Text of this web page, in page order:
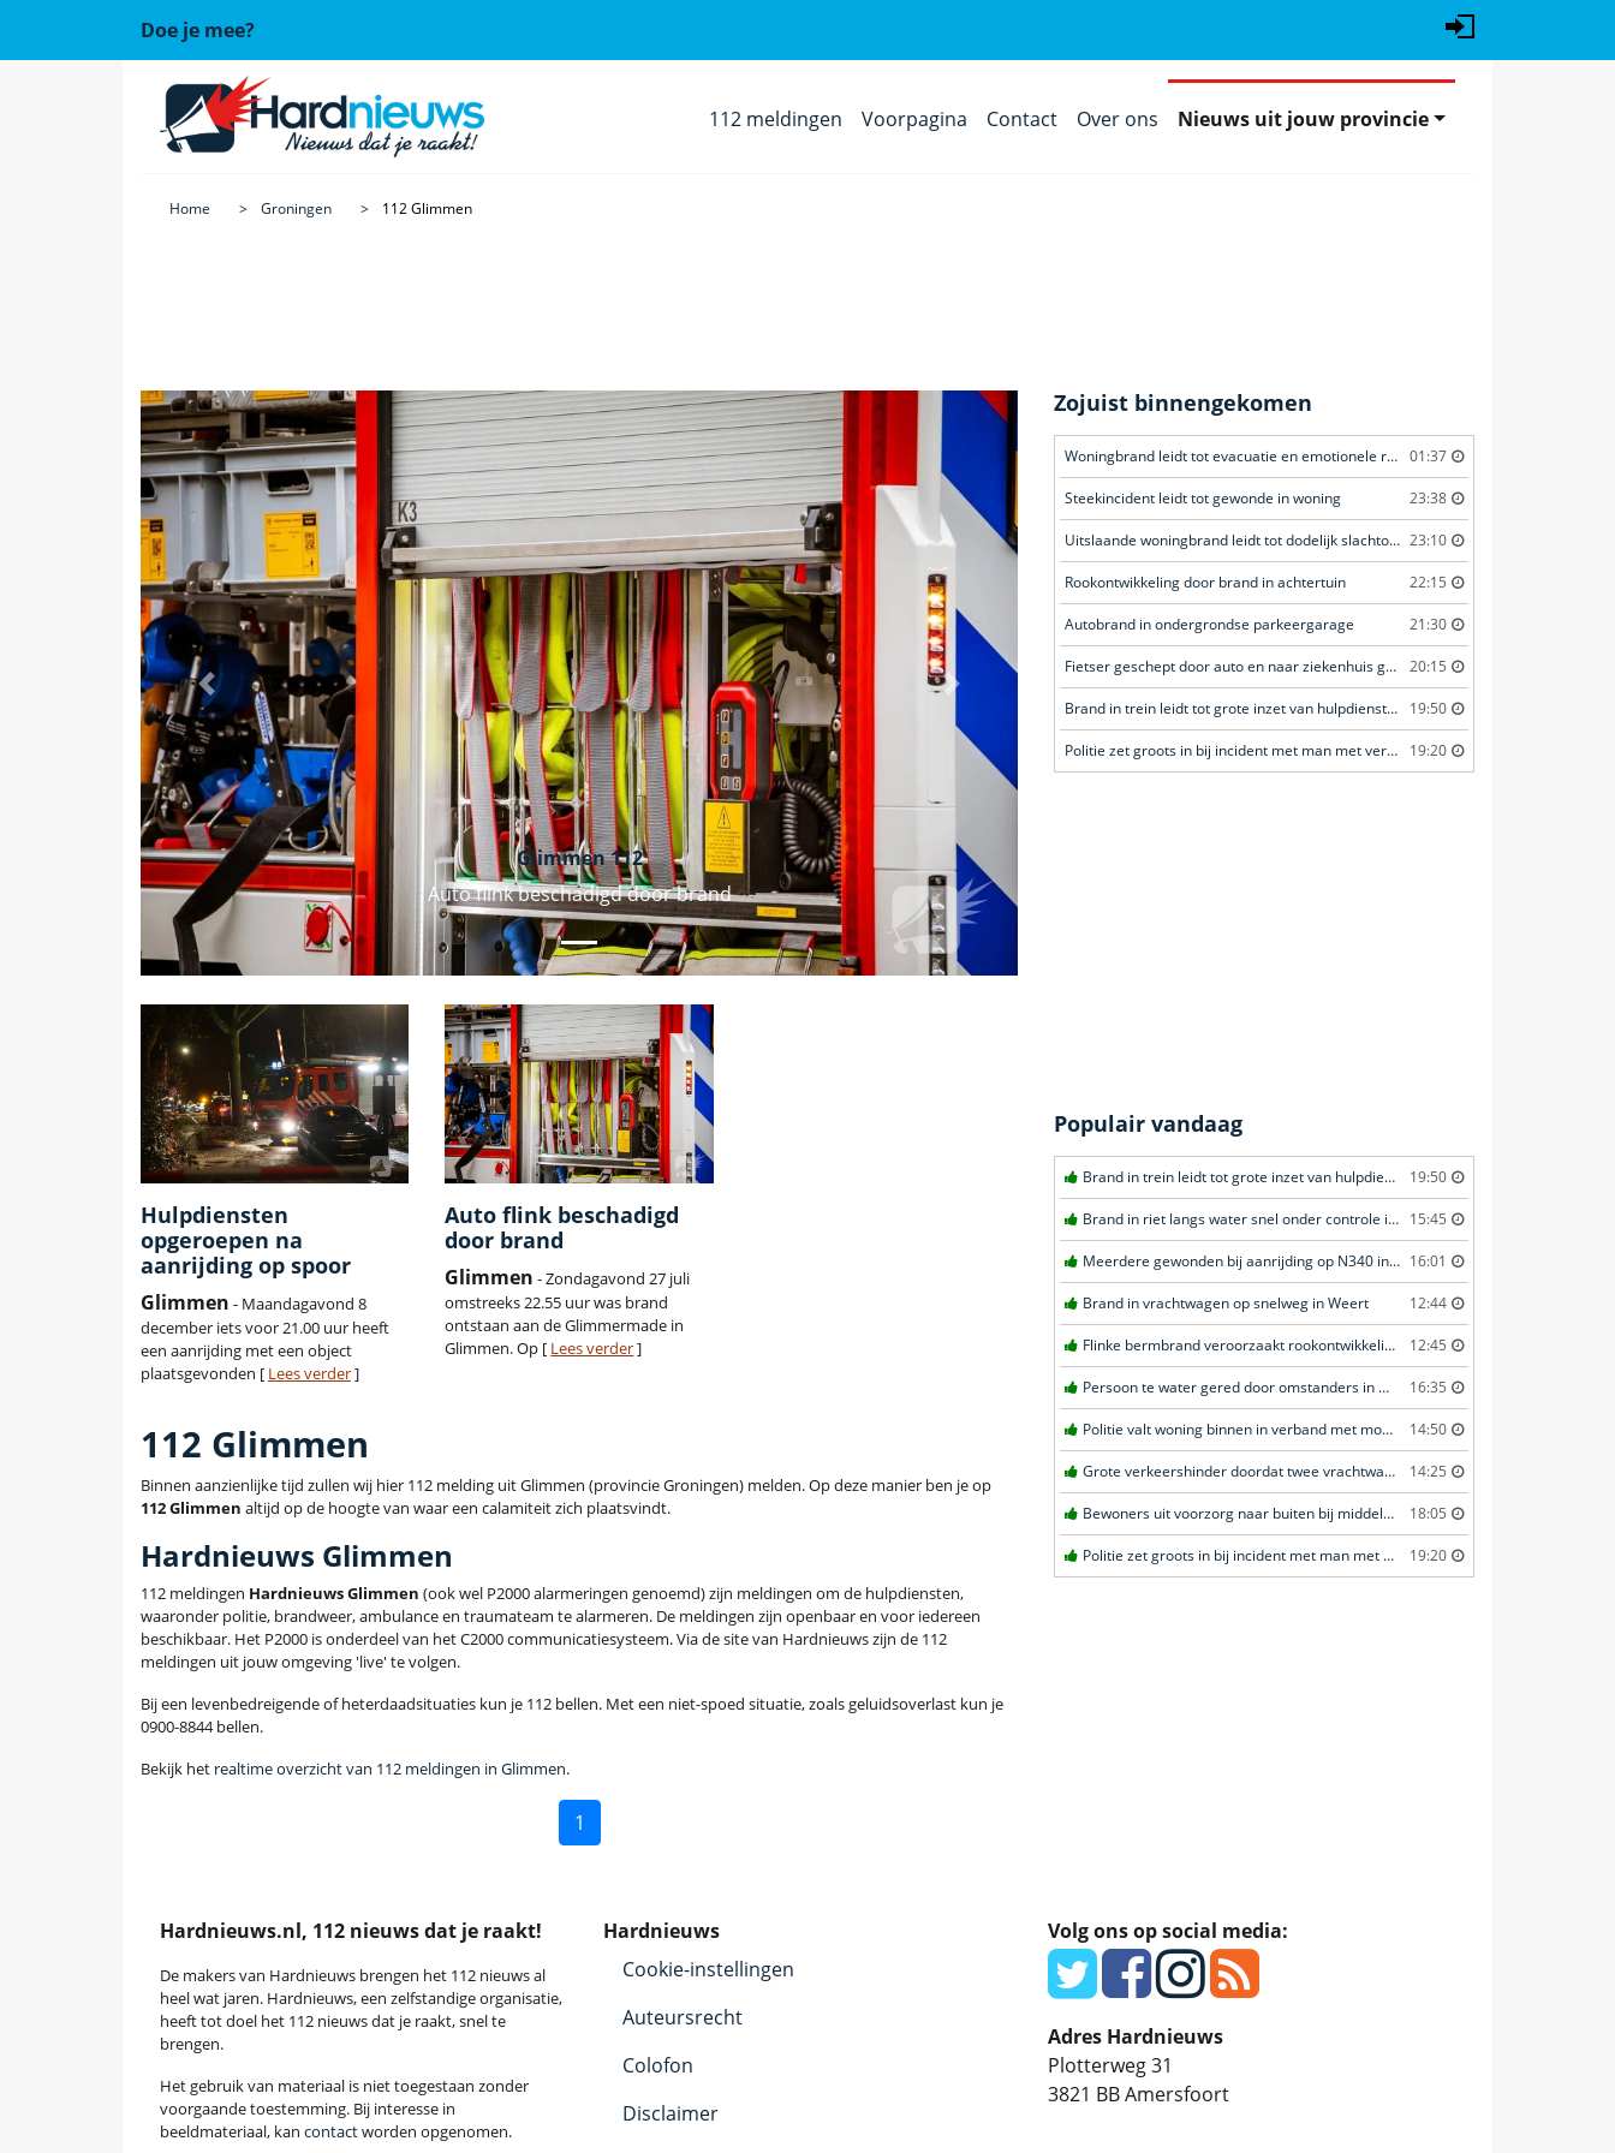
Doe je mee?
112 meldingen Voorpagina Contact Over ons Nieuws uit jouw provincie
Home Groningen 112 Glimmen
Glimmen 112
Auto flink beschadigd door brand
Vorige Volgende
Hulpdiensten
opgeroepen na
aanrijding op spoor
Glimmen - Maandagavond 8
december iets voor 21.00 uur heeft
een aanrijding met een object
plaatsgevonden [ Lees verder]
Auto flink beschadigd
door brand
Glimmen - Zondagavond 27 juli
omstreeks 22.55 uur was brand
ontstaan aan de Glimmermade in
Glimmen. Op [ Lees verder]
112 Glimmen
Binnen aanzienlijke tijd zullen wij hier 112 melding uit Glimmen (provincie Groningen) melden. Op deze manier ben je op
112 Glimmen altijd op de hoogte van waar een calamiteit zich plaatsvindt.
Hardnieuws Glimmen
112 meldingen Hardnieuws Glimmen (ook wel P2000 alarmeringen genoemd) zijn meldingen om de hulpdiensten,
waaronder politie, brandweer, ambulance en traumateam te alarmeren. De meldingen zijn openbaar en voor iedereen
beschikbaar. Het P2000 is onderdeel van het C2000 communicatiesysteem. Via de site van Hardnieuws zijn de 112
meldingen uit jouw omgeving 'live' te volgen.
Bij een levenbedreigende of heterdaadsituaties kun je 112 bellen. Met een niet-spoed situatie, zoals geluidsoverlast kun je
0900-8844 bellen.
Bekijk het realtime overzicht van 112 meldingen in Glimmen.
1
Zojuist binnengekomen
Woningbrand leidt tot evacuatie en emotionele redding van kat 01:37
Steekincident leidt tot gewonde in woning 23:38
Uitslaande woningbrand leidt tot dodelijk slachtoffer 23:10
Rookontwikkeling door brand in achtertuin 22:15
Autobrand in ondergrondse parkeergarage 21:30
Fietser geschept door auto en naar ziekenhuis gebracht 20:15
Brand in trein leidt tot grote inzet van hulpdiensten 19:50
Politie zet groots in bij incident met man met verward gedrag 19:20
Populair vandaag
Brand in trein leidt tot grote inzet van hulpdiensten in Amersfoort 19:50
Brand in riet langs water snel onder controle in Amersfoort 15:45
Meerdere gewonden bij aanrijding op N340 in Ommen 16:01
Brand in vrachtwagen op snelweg in Weert 12:44
Flinke bermbrand veroorzaakt rookontwikkeling in Haastrecht 12:45
Persoon te water gered door omstanders in Waddinxveen 16:35
Politie valt woning binnen in verband met mogelijk vuurwapen in Eindhoven 14:50
Grote verkeershinder doordat twee vrachtwagens botsen tunnel in Zwijndrecht 14:25
Bewoners uit voorzorg naar buiten bij middelbrand in flatwoning in Leeuwarden 18:05
Politie zet groots in bij incident met man met verward gedrag in Leeuwarden 19:20
Hardnieuws.nl, 112 nieuws dat je raakt!
De makers van Hardnieuws brengen het 112 nieuws al
heel wat jaren. Hardnieuws, een zelfstandige organisatie,
heeft tot doel het 112 nieuws dat je raakt, snel te
brengen.
Het gebruik van materiaal is niet toegestaan zonder
voorgaande toestemming. Bij interesse in
beeldmateriaal, kan contactworden opgenomen.
Hardnieuws
Cookie-instellingen
Auteursrecht
Colofon
Disclaimer
Volg ons op social media:
Adres Hardnieuws
Plotterweg 31
3821 BBAmersfoort